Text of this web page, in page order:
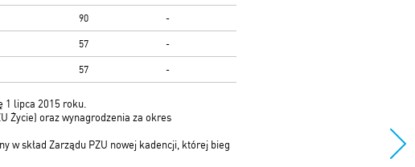
90 -
57 -
57 -
1 lipca 2015 roku.
Życie) oraz wynagrodzenia za okres
w skład Zarządu PZU nowej kadencji, której bieg